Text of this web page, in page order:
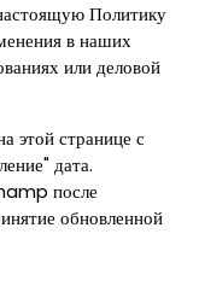
Политику
в наших
или деловой
этой странице с
"дата.
после
обновленной